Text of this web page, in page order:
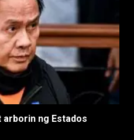
arborin ng Estados